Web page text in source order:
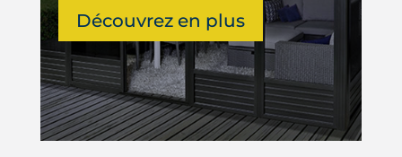
Découvrez en plus